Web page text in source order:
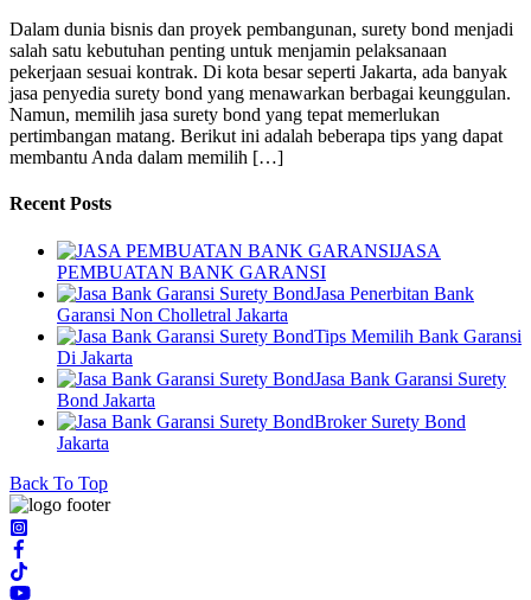
Dalam dunia bisnis dan proyek pembangunan, surety bond menjadi
salah satu kebutuhan penting untuk menjamin pelaksanaan
pekerjaan sesuai kontrak. Di kota besar seperti Jakarta, ada banyak
jasa penyedia surety bond yang menawarkan berbagai keunggulan.
Namun, memilih jasa surety bond yang tepat memerlukan
pertimbangan matang. Berikut ini adalah beberapa tips yang dapat
membantu Anda dalam memilih […]
Recent Posts
JASA
PEMBUATAN BANK GARANSI
Jasa Penerbitan Bank
Garansi Non Cholletral Jakarta
Tips Memilih Bank Garansi
Di Jakarta
Jasa Bank Garansi Surety
Bond Jakarta
Broker Surety Bond
Jakarta
Back To Top